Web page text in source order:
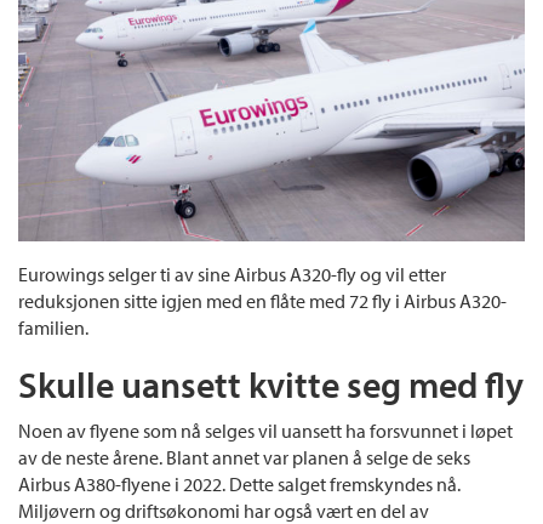
Eurowings selger ti av sine Airbus A320-fly og vil etter
reduksjonen sitte igjen med en flåte med 72 fly i Airbus A320-
familien.
Skulle uansett kvitte seg med fly
Noen av flyene som nå selges vil uansett ha forsvunnet i løpet
av de neste årene. Blant annet var planen å selge de seks
Airbus A380-flyene i 2022. Dette salget fremskyndes nå.
Miljøvern og driftsøkonomi har også vært en del av